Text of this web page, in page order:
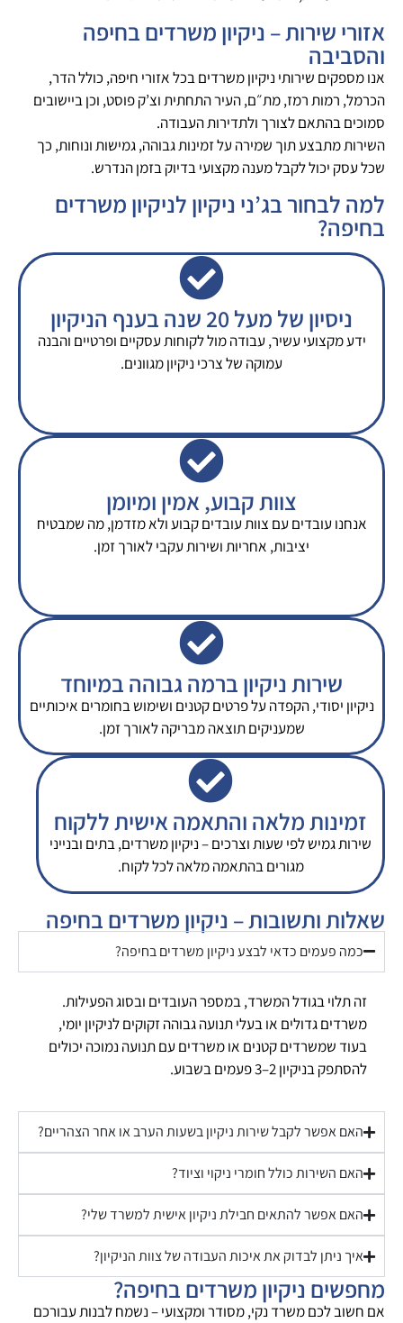
אזורי שירות – ניקיון משרדים בחיפה
והסביבה
אנו מספקים שירותי ניקיון משרדים בכל אזורי חיפה, כולל הדר,
הכרמל, רמות רמז, מת״ם, העיר התחתית וצ’ק פוסט, וכן ביישובים
סמוכים בהתאם לצורך ולתדירות העבודה.
השירות מתבצע תוך שמירה על זמינות גבוהה, גמישות ונוחות, כך
שכל עסק יכול לקבל מענה מקצועי בדיוק בזמן הנדרש.
למה לבחור בג’ני ניקיון לניקיון משרדים
בחיפה?
ניסיון של מעל 20 שנה בענף הניקיון
ידע מקצועי עשיר, עבודה מול לקוחות עסקיים ופרטיים והבנה
עמוקה של צרכי ניקיון מגוונים.
צוות קבוע, אמין ומיומן
אנחנו עובדים עם צוות עובדים קבוע ולא מזדמן, מה שמבטיח
יציבות, אחריות ושירות עקבי לאורך זמן.
שירות ניקיון ברמה גבוהה במיוחד
ניקיון יסודי, הקפדה על פרטים קטנים ושימוש בחומרים איכותיים
שמעניקים תוצאה מבריקה לאורך זמן.
זמינות מלאה והתאמה אישית ללקוח
שירות גמיש לפי שעות וצרכים – ניקיון משרדים, בתים ובנייני
מגורים בהתאמה מלאה לכל לקוח.
שאלות ותשובות – ניקיון משרדים בחיפה
כמה פעמים כדאי לבצע ניקיון משרדים בחיפה?
זה תלוי בגודל המשרד, במספר העובדים ובסוג הפעילות.
משרדים גדולים או בעלי תנועה גבוהה זקוקים לניקיון יומי,
בעוד שמשרדים קטנים או משרדים עם תנועה נמוכה יכולים
להסתפק בניקיון 2–3 פעמים בשבוע.
האם אפשר לקבל שירות ניקיון בשעות הערב או אחר הצהריים?
האם השירות כולל חומרי ניקוי וציוד?
האם אפשר להתאים חבילת ניקיון אישית למשרד שלי?
איך ניתן לבדוק את איכות העבודה של צוות הניקיון?
מחפשים ניקיון משרדים בחיפה?
אם חשוב לכם משרד נקי, מסודר ומקצועי – נשמח לבנות עבורכם